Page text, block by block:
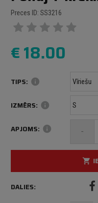
Preces ID: SS3216
€18.00
TIPS: info
IZMĒRS: info
APJOMS: info -
shopping_cart
DALIES: